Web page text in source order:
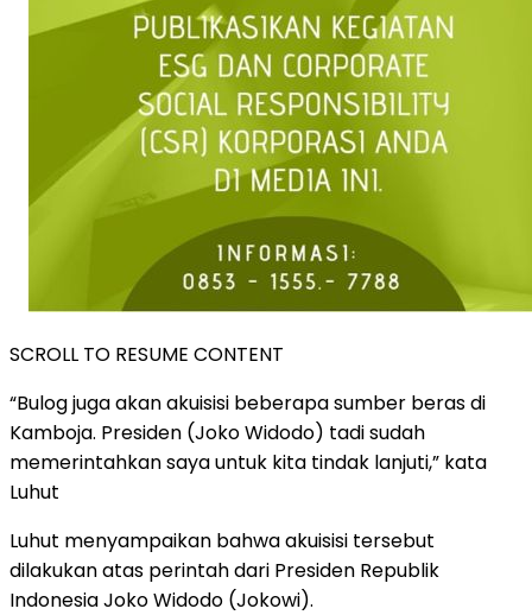
SCROLL TO RESUME CONTENT
“Bulog juga akan akuisisi beberapa sumber beras di
Kamboja. Presiden (Joko Widodo) tadi sudah
memerintahkan saya untuk kita tindak lanjuti,” kata
Luhut
Luhut menyampaikan bahwa akuisisi tersebut
dilakukan atas perintah dari Presiden Republik
Indonesia Joko Widodo (Jokowi).